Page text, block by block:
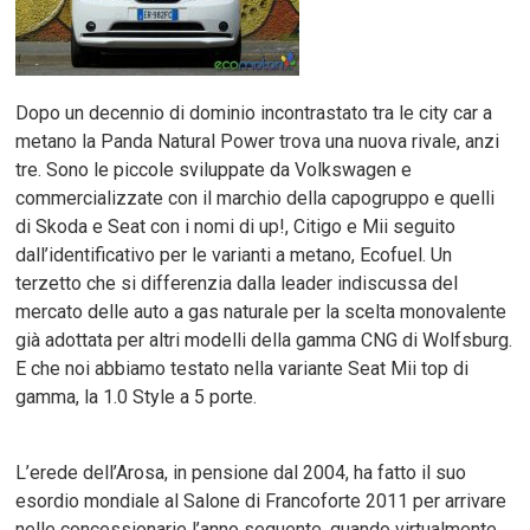
Dopo un decennio di dominio incontrastato tra le city car a
metano la Panda Natural Power trova una nuova rivale, anzi
tre. Sono le piccole sviluppate da Volkswagen e
commercializzate con il marchio della capogruppo e quelli
di Skoda e Seat con i nomi di up!, Citigo e Mii seguito
dall’identificativo per le varianti a metano, Ecofuel. Un
terzetto che si differenzia dalla leader indiscussa del
mercato delle auto a gas naturale per la scelta monovalente
già adottata per altri modelli della gamma CNG di Wolfsburg.
E che noi abbiamo testato nella variante Seat Mii top di
gamma, la 1.0 Style a 5 porte.
L’erede dell’Arosa, in pensione dal 2004, ha fatto il suo
esordio mondiale al Salone di Francoforte 2011 per arrivare